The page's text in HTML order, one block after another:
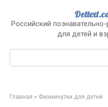
контенту
Российский
для детей и
Поиск:
Главная » Физминутки для детей